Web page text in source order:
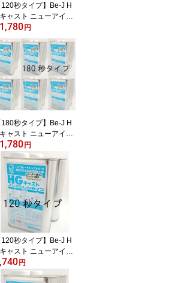
120秒タイプ】Be-J H
ャスト ニューアイボ
12kgセット （ノン
シレン 2kg×6セッ
）
円
180秒タイプ】Be-J H
ャスト ニューアイボ
ー 12kgセット（ノン
シレン 2kg×6セット）
BCN-016】
円
120秒タイプ】Be-J H
ャスト ニューアイボ
2kgセット （ノンキ
レン）【BCN-011】
円